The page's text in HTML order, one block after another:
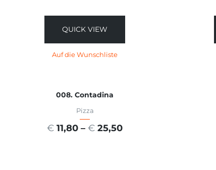
QUICK VIEW
Auf die Wunschliste
008. Contadina
Pizza
€ 11,80 – € 25,50